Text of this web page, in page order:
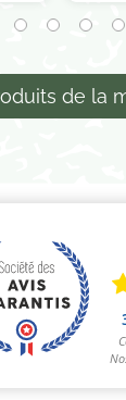
de la